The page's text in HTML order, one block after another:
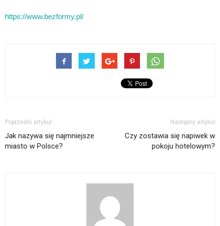
https://www.bezformy.pl/
Poprzedni artykuł
Jak nazywa się najmniejsze
miasto w Polsce?
Następny artykuł
Czy zostawia się napiwek w
pokoju hotelowym?